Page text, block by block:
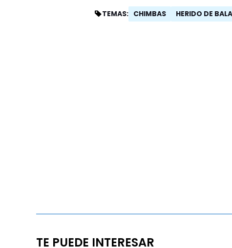
TEMAS: CHIMBAS HERIDO DE BALA
TE PUEDE INTERESAR